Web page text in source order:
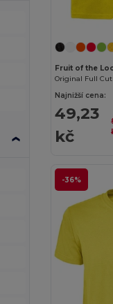
Fruit of the
Original Full Cut
Najnižší cena:
49,23
kč
-36%